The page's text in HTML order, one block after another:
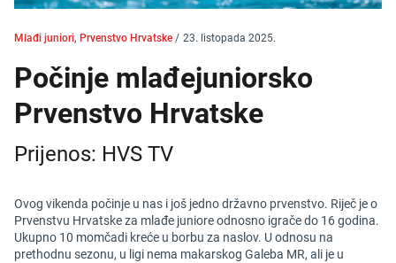
Mlađi juniori, Prvenstvo Hrvatske / 23. listopada 2025.
Počinje mlađejuniorsko
Prvenstvo Hrvatske
Prijenos: HVS TV
Ovog vikenda počinje u nas i još jedno državno prvenstvo. Riječ je o
Prvenstvu Hrvatske za mlađe juniore odnosno igrače do 16 godina.
Ukupno 10 momčadi kreće u borbu za naslov. U odnosu na
prethodnu sezonu, u ligi nema makarskog Galeba MR, ali je u